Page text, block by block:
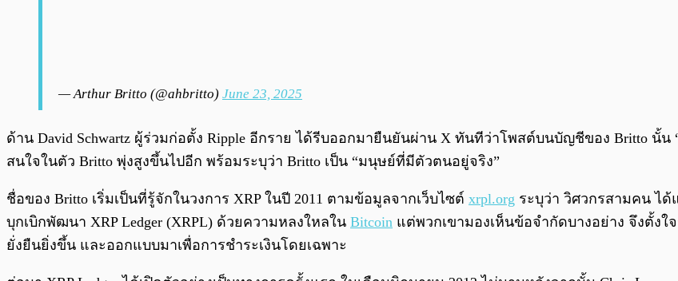
— Arthur Britto (@ahbritto) June 23, 2025
ด้าน David Schwartz ผู้ร่วมก่อตั้ง Ripple อีกราย ได้รีบออกมายืนยันผ่าน X ทันทีว่าโพสต์บนบัญชีของ Britto นั้
สนใจในตัว Britto พุ่งสูงขึ้นไปอีก พร้อมระบุว่า Britto เป็น “มนุษย์ที่มีตัวตนอยู่จริง”
ชื่อของ Britto เริ่มเป็นที่รู้จักในวงการ XRP ในปี 2011 ตามข้อมูลจากเว็บไซต์ xrpl.org ระบุว่า วิศวกรสามคน ได้
บุกเบิกพัฒนา XRP Ledger (XRPL) ด้วยความหลงใหลใน Bitcoin แต่พวกเขามองเห็นข้อจำกัดบางอย่าง จึงตั้ง
ยั่งยืนยิ่งขึ้น และออกแบบมาเพื่อการชำระเงินโดยเฉพาะ